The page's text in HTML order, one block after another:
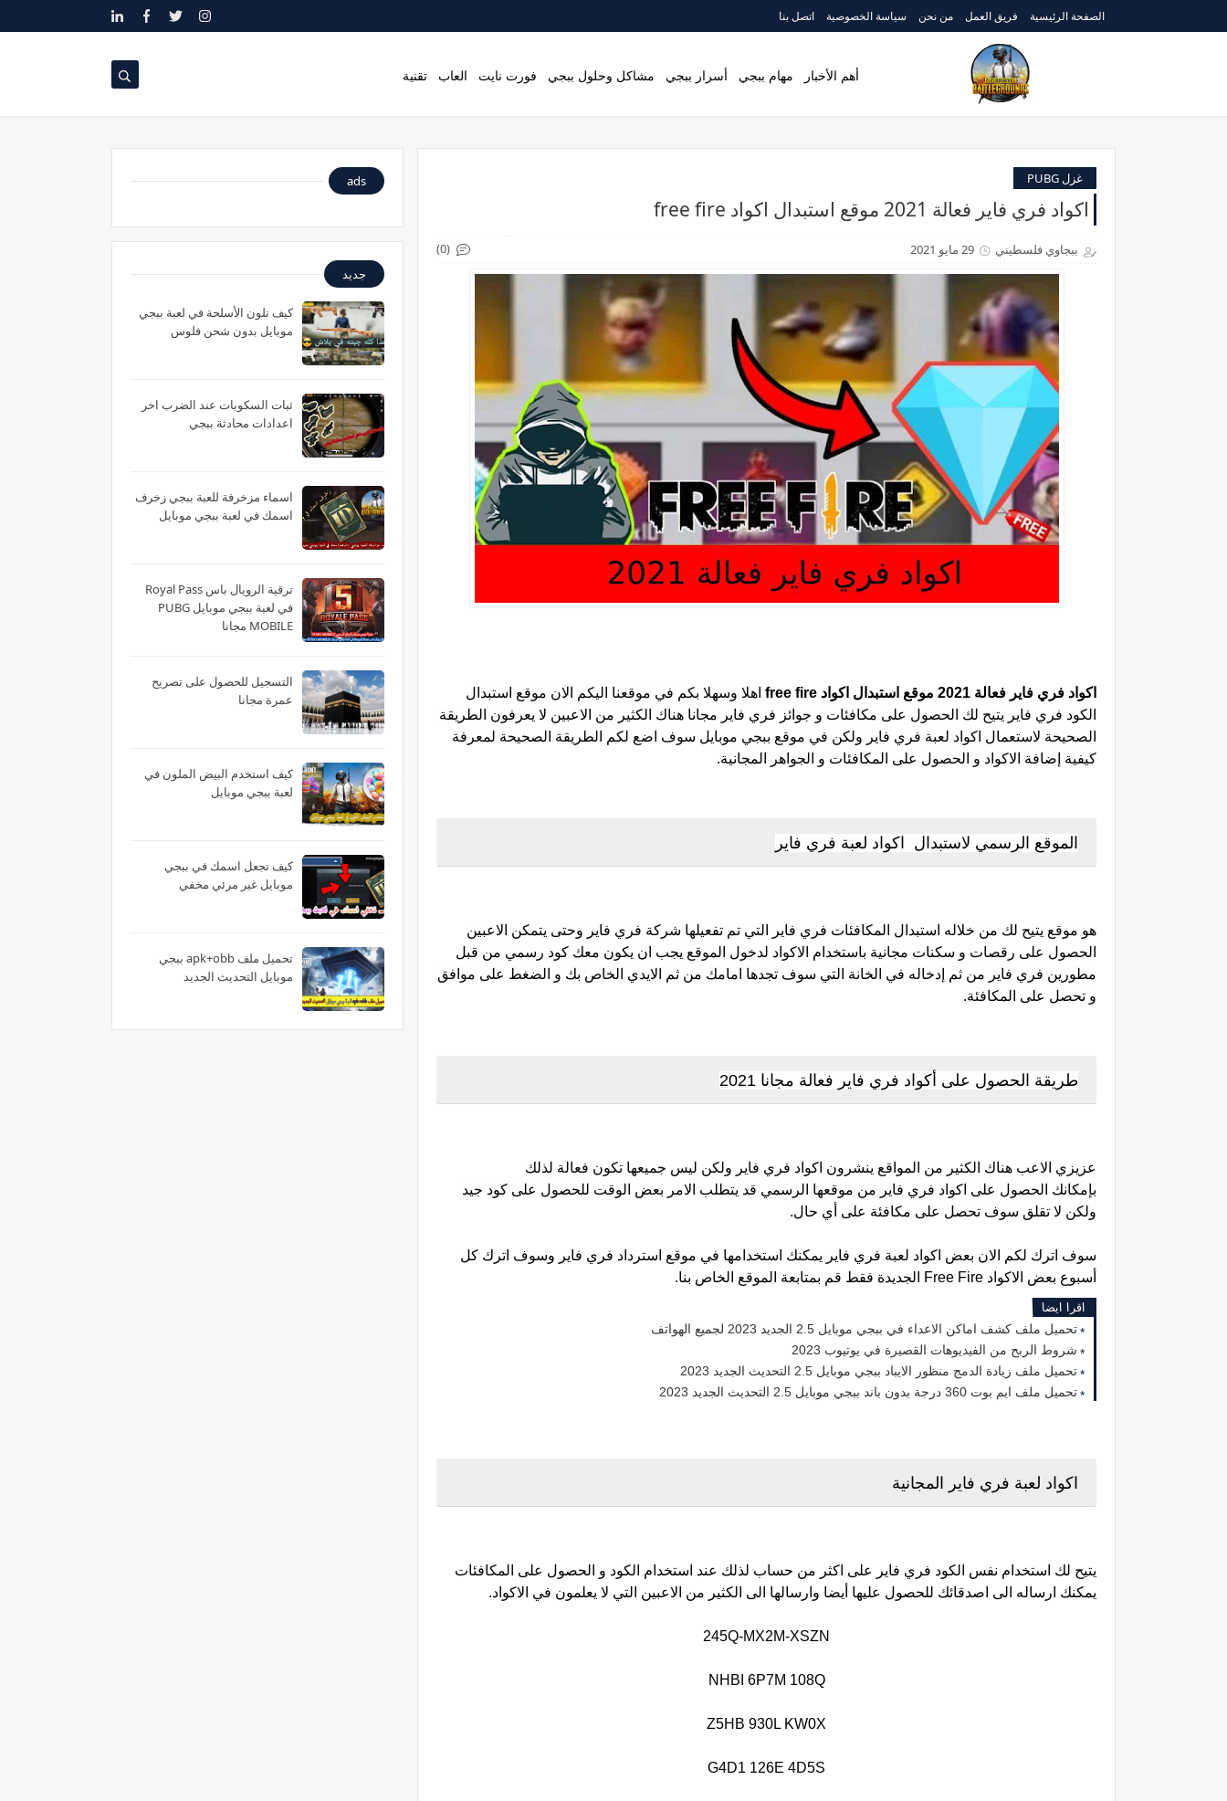
الصفحة الرئيسية فريق العمل من نحن سياسة الخصوصية اتصل بنا
أهم الأخبار مهام ببجي أسرار ببجي مشاكل وحلول ببجي فورت نايت العاب تقنية
غزل PUBG
اكواد فري فاير فعالة 2021 موقع استبدال اكواد free fire
ببجاوي فلسطيني 29 مايو 2021 (0)
اكواد فري فاير فعالة 2021 موقع استبدال اكواد free fire
اهلا وسهلا بكم في موقعنا اليكم الان موقع استبدال
الكود فري فاير يتيح لك الحصول على مكافئات و جوائز فري فاير مجانا هناك الكثير من الاعبين لا يعرفون الطريقة
الصحيحة لاستعمال اكواد لعبة فري فاير ولكن في موقع ببجي موبايل سوف اضع لكم الطريقة الصحيحة لمعرفة
كيفية إضافة الاكواد و الحصول على المكافئات و الجواهر المجانية.
الموقع الرسمي لاستبدال اكواد لعبة فري فاير
هو موقع يتيح لك من خلاله استبدال المكافئات فري فاير التي تم تفعيلها شركة فري فاير وحتى يتمكن الاعبين
الحصول على رقصات و سكنات مجانية باستخدام الاكواد لدخول الموقع يجب ان يكون معك كود رسمي من قبل
مطورين فري فاير من ثم إدخاله في الخانة التي سوف تجدها امامك من ثم الايدي الخاص بك و الضغط على موافق
و تحصل على المكافئة.
طريقة الحصول على أكواد فري فاير فعالة مجانا 2021
عزيزي الاعب هناك الكثير من المواقع ينشرون اكواد فري فاير ولكن ليس جميعها تكون فعالة لذلك
بإمكانك الحصول على اكواد فري فاير من موقعها الرسمي قد يتطلب الامر بعض الوقت للحصول على كود جيد
ولكن لا تقلق سوف تحصل على مكافئة على أي حال.
سوف اترك لكم الان بعض اكواد لعبة فري فاير يمكنك استخدامها في موقع استرداد فري فاير وسوف اترك كل
أسبوع بعض الاكواد Free Fire الجديدة فقط قم بمتابعة الموقع الخاص بنا.
اقرا ايضا
تحميل ملف كشف اماكن الاعداء في ببجي موبايل 2.5 الجديد 2023 لجميع الهواتف
شروط الربح من الفيديوهات القصيرة في يوتيوب 2023
تحميل ملف زيادة الدمج منظور الايباد ببجي موبايل 2.5 التحديث الجديد 2023
تحميل ملف ايم بوت 360 درجة بدون باند ببجي موبايل 2.5 التحديث الجديد 2023
اكواد لعبة فري فاير المجانية
يتيح لك استخدام نفس الكود فري فاير على اكثر من حساب لذلك عند استخدام الكود و الحصول على المكافئات
يمكنك ارساله الى اصدقائك للحصول عليها أيضا وارسالها الى الكثير من الاعبين التي لا يعلمون في الاكواد.
245Q-MX2M-XSZN
NHBI 6P7M 108Q
Z5HB 930L KW0X
G4D1 126E 4D5S
ads
جديد
كيف تلون الأسلحة في لعبة ببجي
موبايل بدون شحن فلوس
ثبات السكوبات عند الضرب اخر
اعدادات محادثة ببجي
اسماء مزخرفة للعبة ببجي زخرف
اسمك في لعبة ببجي موبايل
ترقية الرويال باس Royal Pass
في لعبة ببجي موبايل PUBG
MOBILE مجانا
التسجيل للحصول على تصريح
عمرة مجانا
كيف استخدم البيض الملون في
لعبة ببجي موبايل
كيف تجعل اسمك في ببجي
موبايل غير مرئي مخفي
تحميل ملف apk+obb ببجي
موبايل التحديث الجديد